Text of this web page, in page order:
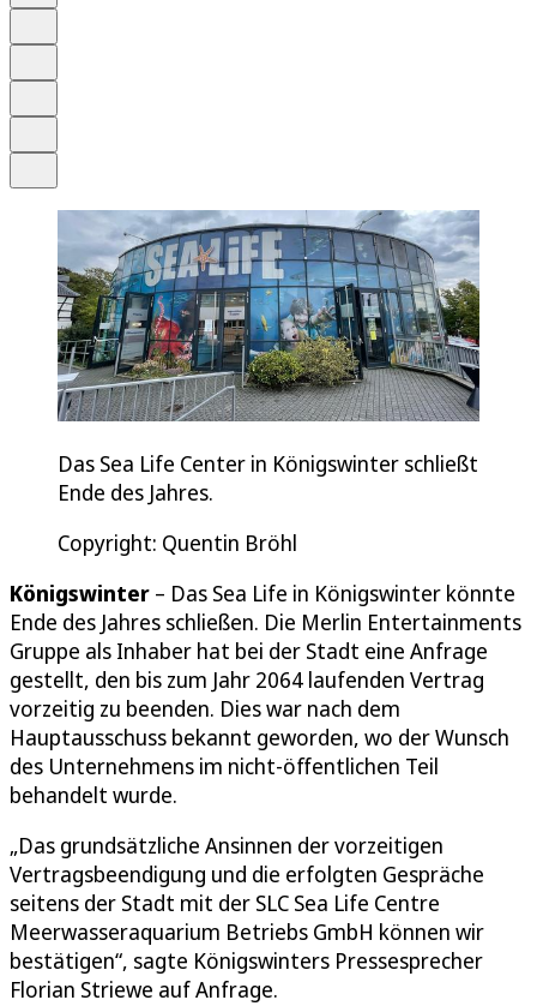
Das Sea Life Center in Königswinter schließt
Ende des Jahres.
Copyright: Quentin Bröhl
Königswinter – Das Sea Life in Königswinter könnte
Ende des Jahres schließen. Die Merlin Entertainments
Gruppe als Inhaber hat bei der Stadt eine Anfrage
gestellt, den bis zum Jahr 2064 laufenden Vertrag
vorzeitig zu beenden. Dies war nach dem
Hauptausschuss bekannt geworden, wo der Wunsch
des Unternehmens im nicht-öffentlichen Teil
behandelt wurde.
„Das grundsätzliche Ansinnen der vorzeitigen
Vertragsbeendigung und die erfolgten Gespräche
seitens der Stadt mit der SLC Sea Life Centre
Meerwasseraquarium Betriebs GmbH können wir
bestätigen“, sagte Königswinters Pressesprecher
Florian Striewe auf Anfrage.